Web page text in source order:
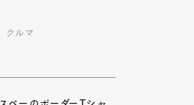
クルマ